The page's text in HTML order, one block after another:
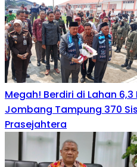
Megah! Berdiri di Lahan
Jombang Tampung 370
Prasejahtera